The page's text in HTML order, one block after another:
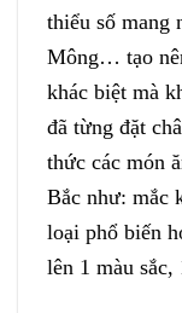
thiểu số mang
Mông… tạo
khác biệt mà
đã từng đặt
thức các món
Bắc như: mắc
loại phổ biến
lên 1 màu